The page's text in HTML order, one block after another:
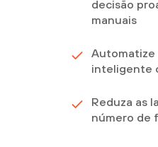
decisão
manuais
Automatize
inteligente
Reduza as
número de